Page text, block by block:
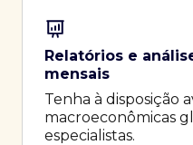
Relatórios e
mensais
Tenha à disposição
macroeconômicas
especialistas.